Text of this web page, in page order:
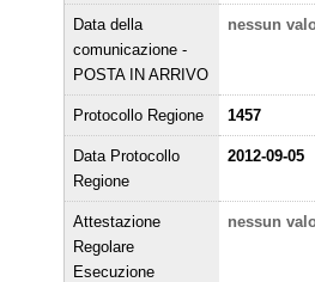
Data della
comunicazione -
POSTA IN ARRIVO
nessun
Protocollo Regione 1457
Data Protocollo
Regione
2012-09-05
Attestazione
Regolare
Esecuzione
nessun